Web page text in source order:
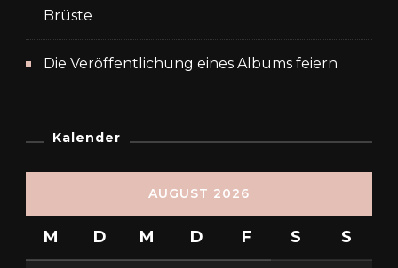
Brüste
Die Veröffentlichung eines Albums feiern
Kalender
AUGUST 2026
M D M D F S S